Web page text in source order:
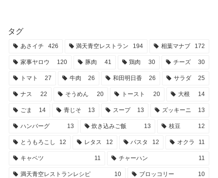
タグ
あさイチ 426 満天青空レストラン 194 相葉マナブ 172
家事ヤロウ 120 豚肉 41 鶏肉 30 チーズ 30
トマト 27 牛肉 26 和田明日香 26 サラダ 25
ナス 22 そうめん 20 トースト 20 大根 14
ごま 14 青じそ 13 スープ 13 ズッキーニ 13
ハンバーグ 13 炊き込みご飯 13 枝豆 12
とうもろこし 12 レタス 12 パスタ 12 オクラ 11
キャベツ 11 チャーハン 11
満天青空レストランレシピ 10 ブロッコリー 10